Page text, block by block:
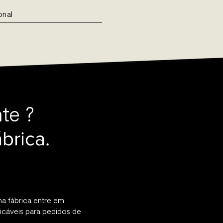
?
fábrica entre em
para pedidos de